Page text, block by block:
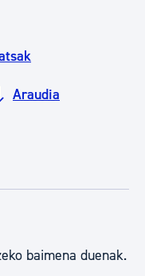
Araudia
baimena duenak.